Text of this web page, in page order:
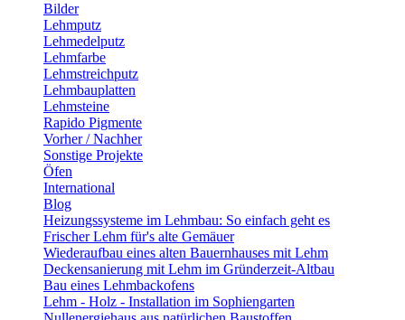
Bilder
Lehmputz
Lehmedelputz
Lehmfarbe
Lehmstreichputz
Lehmbauplatten
Lehmsteine
Rapido Pigmente
Vorher / Nachher
Sonstige Projekte
Öfen
International
Blog
Heizungssysteme im Lehmbau: So einfach geht es
Frischer Lehm für's alte Gemäuer
Wiederaufbau eines alten Bauernhauses mit Lehm
Deckensanierung mit Lehm im Gründerzeit-Altbau
Bau eines Lehmbackofens
Lehm - Holz - Installation im Sophiengarten